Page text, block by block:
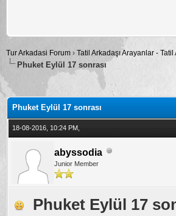
Tur Arkadasi Forum › Tatil Arkadaşı Arayanlar -
Phuket Eylül 17 sonrası
0
Phuket Eylül 17 sonrası
18-08-2016, 10:24 PM,
abyssodia
Junior Member
Phuket Eylül 17